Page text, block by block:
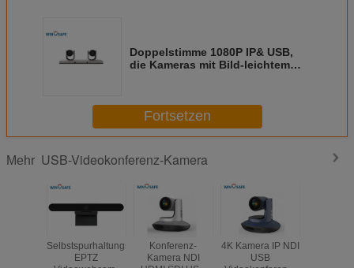
Doppelstimme 1080P IP& USB,
die Kameras mit Bild-leichtem
Fortsetzen
Mehr USB-Videokonferenz-Kamera
Selbstspurhaltungsusb
EPTZ
Konferenz-
Kamera NDI
4K Kamera IP NDI
USB